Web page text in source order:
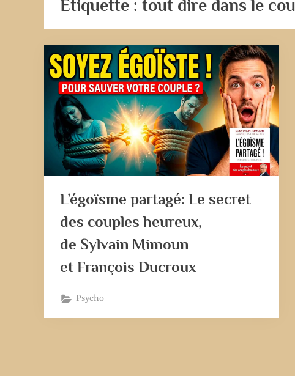
Étiquette : tout dire dans le
L’égoïsme partagé: Le secret
des couples heureux,
de Sylvain Mimoun
et François Ducroux
Psycho